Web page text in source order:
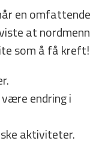
en omfattende
at nordmenn
som å få kreft!
endring i
aktiviteter.